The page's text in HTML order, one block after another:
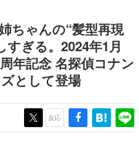
ーの方々に製作時のエピソードをお
いけない。『赫本』は、〈試験問題〉
ー小説集です。
ゲーム市場を担う若きクリエイター達
ルーツと情熱を探っていきます。
ちゃんの“髪型再現
ぎる。2024年1月
年記念 名探偵コナン
として登場
反応